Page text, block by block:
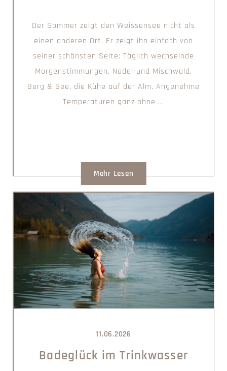
Der Sommer zeigt den Weissensee nicht als
einen anderen Ort. Er zeigt ihn einfach von
seiner schönsten Seite: Täglich wechselnde
Morgenstimmungen, Nadel-und Mischwald,
Berg & See, die Kühe auf der Alm. Angenehme
Temperaturen ganz ohne ...
Mehr Lesen
11.06.2026
Badeglück im Trinkwasser